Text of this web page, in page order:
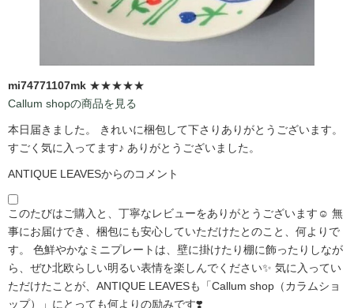
mi74771107mk ★★★★★
Callum shopの商品を見る
本日届きました。 きれいに梱包して下さりありがとうございます。
すごく気に入ってます♪ ありがとうございました。
ANTIQUE LEAVESからのコメント
このたびはご購入と、丁寧なレビューをありがとうございます☺️ 無
事にお届けでき、梱包にも安心していただけたとのこと、何よりで
す。 色鮮やかなミニプレートは、壁に掛けたり棚に飾ったりしなが
ら、ぜひ北欧らしい明るい表情を楽しんでください✨ 気に入ってい
ただけたことが、ANTIQUE LEAVESも「Callum shop（カラムショ
ップ）」にとっても何よりの励みです❣️